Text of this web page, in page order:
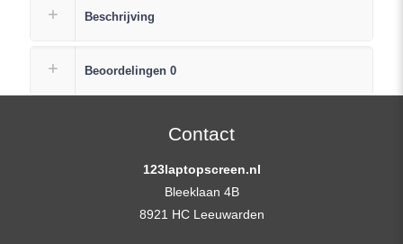
HN060W
Beschrijving
Beoordelingen 0
Contact
123laptopscreen.nl
Bleeklaan 4B
8921 HC Leeuwarden